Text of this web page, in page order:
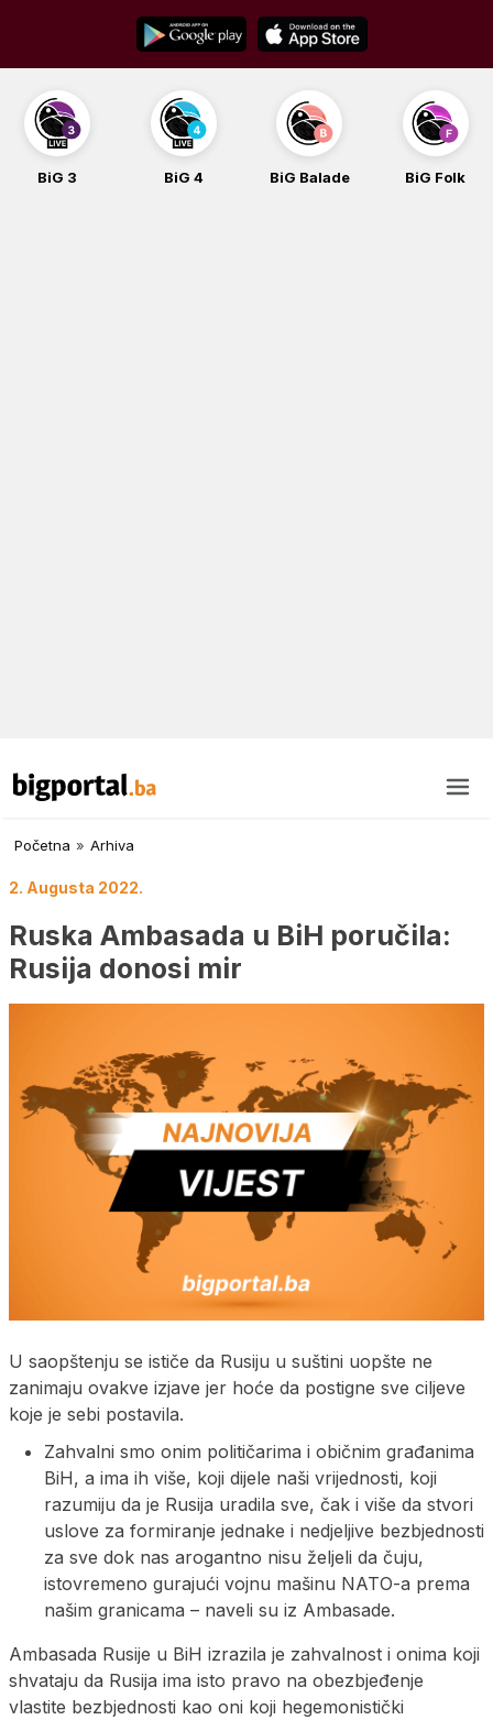
content
BiG 3 BiG 4 BiG Balade BiG Folk
Početna » Arhiva
2. Augusta 2022.
Ruska Ambasada u BiH poručila:
Rusija donosi mir
U saopštenju se ističe da Rusiju u suštini uopšte ne
zanimaju ovakve izjave jer hoće da postigne sve ciljeve
koje je sebi postavila.
Zahvalni smo onim političarima i običnim građanima
BiH, a ima ih više, koji dijele naši vrijednosti, koji
razumiju da je Rusija uradila sve, čak i više da stvori
uslove za formiranje jednake i nedjeljive bezbjednosti
za sve dok nas arogantno nisu željeli da čuju,
istovremeno gurajući vojnu mašinu NATO-a prema
našim granicama – naveli su iz Ambasade.
Ambasada Rusije u BiH izrazila je zahvalnost i onima koji
shvataju da Rusija ima isto pravo na obezbjeđenje
vlastite bezbjednosti kao oni koji hegemonistički